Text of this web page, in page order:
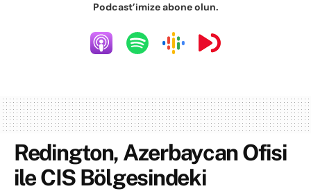
Podcast’imize abone olun.
Redington, Azerbaycan Ofisi
ile CIS Bölgesindeki